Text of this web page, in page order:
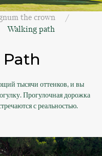
the crown
Walking path
тысячи оттенков, и вы
Прогулочная дорожка
с реальностью.